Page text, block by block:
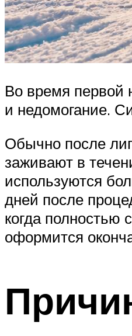
Во время первой
и недомогание.
Обычно после
заживают в
используются
дней после
когда полностью
оформится